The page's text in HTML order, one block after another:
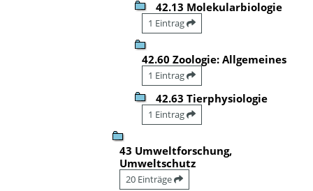
42.13 Molekularbiologie
1 Eintrag
42.60 Zoologie: Allgemeines
1 Eintrag
42.63 Tierphysiologie
1 Eintrag
43 Umweltforschung,
Umweltschutz
20 Einträge